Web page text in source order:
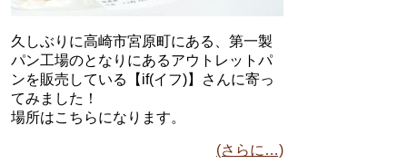
久しぶりに高崎市宮原町にある、第一製
パン工場のとなりにあるアウトレットパ
ンを販売している【if(イフ)】さんに寄っ
てみました！
場所はこちらになります。
(さらに…)